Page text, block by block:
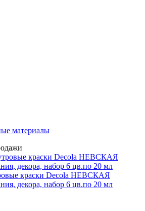
краски Decola НЕВСКАЯ
декора, набор 6 цв.по 20 мл